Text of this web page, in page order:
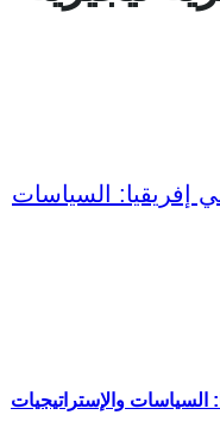
السياسات والإستراتيجيات